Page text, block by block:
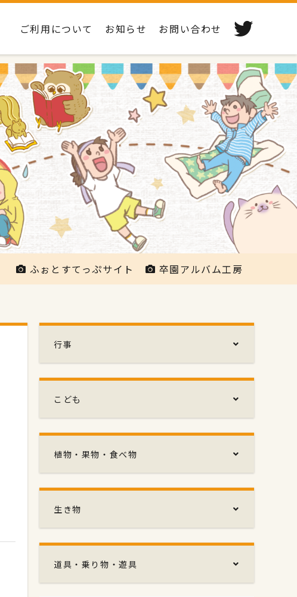
ご利用について お知らせ お問い合わせ
ふぉとすてっぷサイト 卒園アルバム工房
行事
こども
植物・果物・食べ物
生き物
道具・乗り物・遊具